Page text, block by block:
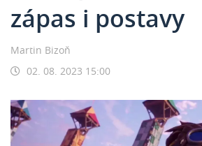
zápas i postavy
Martin Bizoň
02. 08. 2023 15:00